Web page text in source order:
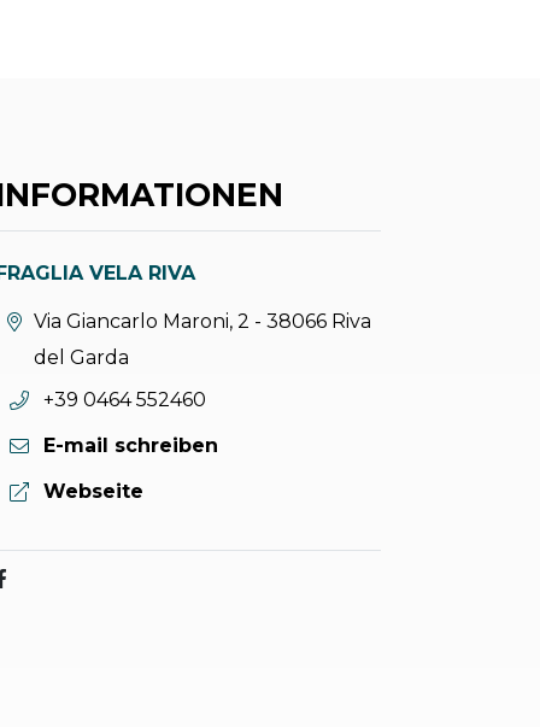
VELA RIVA
aria.location:
Via Giancarlo Maroni, 2 - 38066 Riva
del Garda
aria.phone:
+39 0464 552460
E-mail schreiben
aria.website:
Webseite